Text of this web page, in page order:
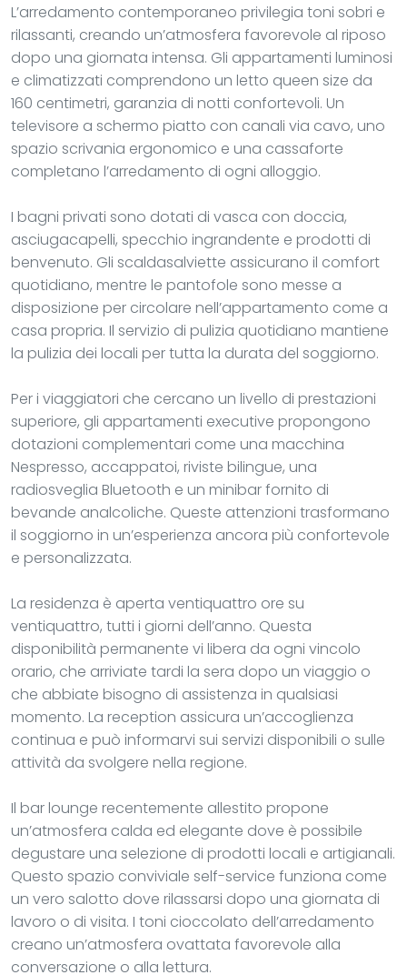
L’arredamento contemporaneo privilegia toni sobri e
rilassanti, creando un’atmosfera favorevole al riposo
dopo una giornata intensa. Gli appartamenti luminosi
e climatizzati comprendono un letto queen size da
160 centimetri, garanzia di notti confortevoli. Un
televisore a schermo piatto con canali via cavo, uno
spazio scrivania ergonomico e una cassaforte
completano l’arredamento di ogni alloggio.
I bagni privati sono dotati di vasca con doccia,
asciugacapelli, specchio ingrandente e prodotti di
benvenuto. Gli scaldasalviette assicurano il comfort
quotidiano, mentre le pantofole sono messe a
disposizione per circolare nell’appartamento come a
casa propria. Il servizio di pulizia quotidiano mantiene
la pulizia dei locali per tutta la durata del soggiorno.
Per i viaggiatori che cercano un livello di prestazioni
superiore, gli appartamenti executive propongono
dotazioni complementari come una macchina
Nespresso, accappatoi, riviste bilingue, una
radiosveglia Bluetooth e un minibar fornito di
bevande analcoliche. Queste attenzioni trasformano
il soggiorno in un’esperienza ancora più confortevole
e personalizzata.
La residenza è aperta ventiquattro ore su
ventiquattro, tutti i giorni dell’anno. Questa
disponibilità permanente vi libera da ogni vincolo
orario, che arriviate tardi la sera dopo un viaggio o
che abbiate bisogno di assistenza in qualsiasi
momento. La reception assicura un’accoglienza
continua e può informarvi sui servizi disponibili o sulle
attività da svolgere nella regione.
Il bar lounge recentemente allestito propone
un’atmosfera calda ed elegante dove è possibile
degustare una selezione di prodotti locali e artigianali.
Questo spazio conviviale self-service funziona come
un vero salotto dove rilassarsi dopo una giornata di
lavoro o di visita. I toni cioccolato dell’arredamento
creano un’atmosfera ovattata favorevole alla
conversazione o alla lettura.